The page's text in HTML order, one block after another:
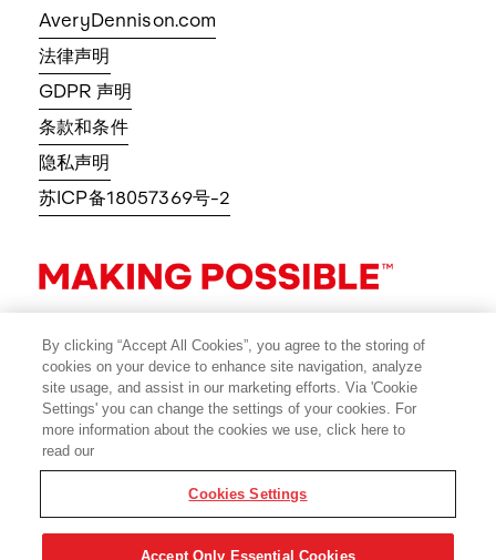
AveryDennison.com
法律声明
GDPR 声明
条款和条件
隐私声明
苏ICP备18057369号-2
© 2026 Avery Dennison Corporation
By clicking “Accept All Cookies”, you agree to the storing of
cookies on your device to enhance site navigation, analyze
site usage, and assist in our marketing efforts. Via 'Cookie
Settings' you can change the settings of your cookies. For
more information about the cookies we use, click here to
read our
Cookies Settings
Accept Only Essential Cookies